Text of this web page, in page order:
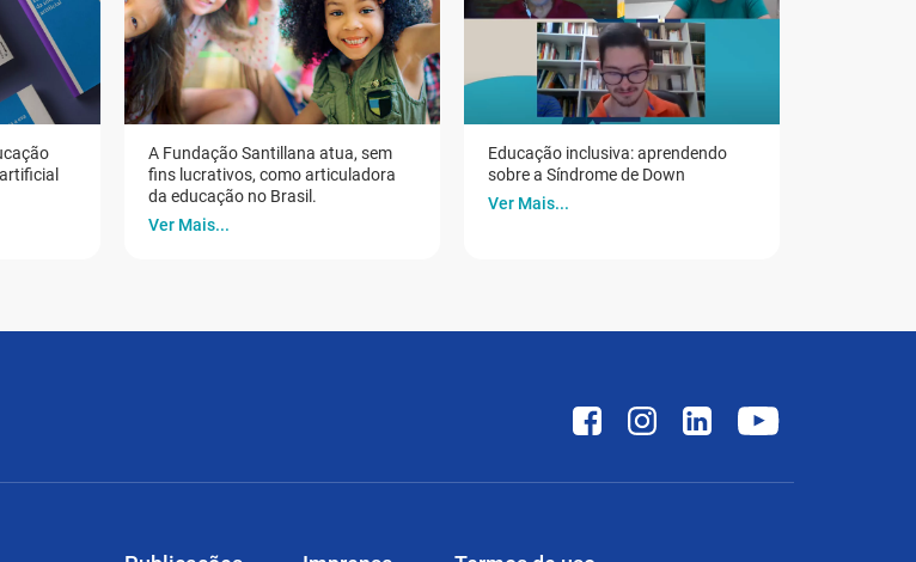
A Fundação Santillana atua, sem
fins lucrativos, como articuladora
da educação no Brasil.
Ver Mais...
Educação inclusiva: aprendendo
sobre a Síndrome de Down
Ver Mais...